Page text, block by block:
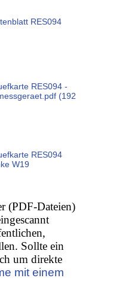
RES094
RES094 -
(192
RES094
W19
(PDF-Dateien)
Sollte ein
um direkte
mit einem